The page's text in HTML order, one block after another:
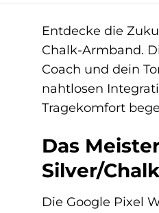
Entdecke die
Chalk-Armband.
Coach und dein
nahtlosen
Tragekomfort
Das
Silver/Chalk
Die Google Pixel